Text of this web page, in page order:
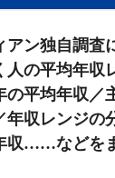
アン独自調査
人の平均年収
の平均年収／
年収レンジの
収……などを